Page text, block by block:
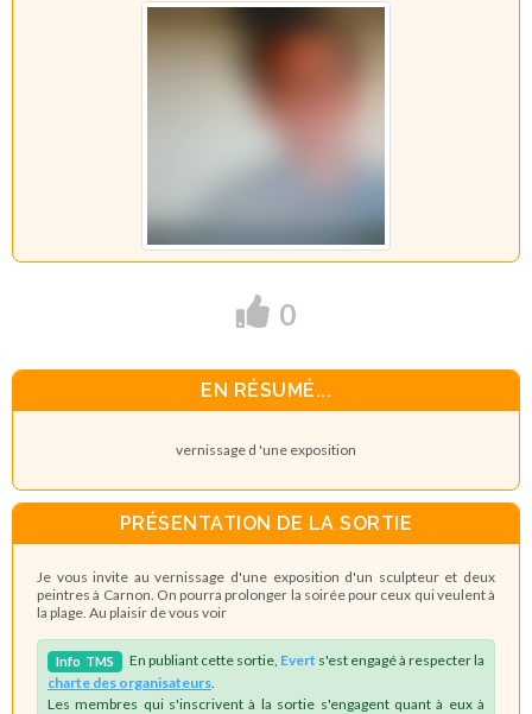
0
EN RÉSUMÉ...
vernissage d 'une exposition
PRÉSENTATION DE LA SORTIE
Je vous invite au vernissage d'une exposition d'un sculpteur et deux
peintres à Carnon. On pourra prolonger la soirée pour ceux qui veulent à
la plage. Au plaisir de vous voir
Info TMS En publiant cette sortie, Evert s'est engagé à respecter la
charte des organisateurs
Les membres qui s'inscrivent à la sortie s'engagent quant à eux à